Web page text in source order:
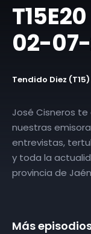
02-
Tendido Diez (T15)
José Cisneros
nuestras
entrevistas,
y toda la
provincia de
Más